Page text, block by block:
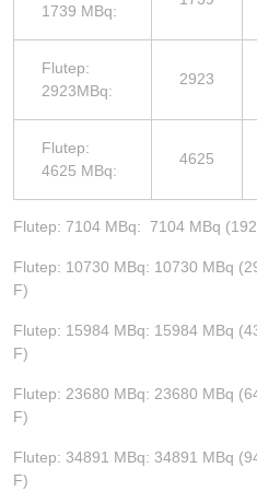
1739 MBq:
Flutep:
2923MBq:
2923
Flutep:
4625 MBq:
4625
Flutep: 7104 MBq: 7104 MBq
Flutep: 10730 MBq: 10730 MBq
F)
Flutep: 15984 MBq: 15984 MBq
F)
Flutep: 23680 MBq: 23680 MBq
F)
Flutep: 34891 MBq: 34891 MBq
F)